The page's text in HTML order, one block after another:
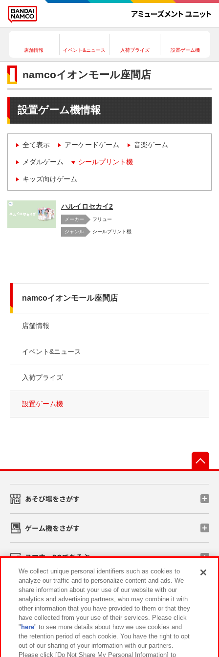
店舗情報 イベント&ニュース 入荷プライズ 設置ゲーム機
namcoイオンモール座間店
設置ゲーム機情報
全て表示 アーケードゲーム 音楽ゲーム
メダルゲーム シールプリント機
キッズ向けゲーム
ハルイロセカイ2
メーカー フリュー
シールプリント機
namcoイオンモール座間店
店舗情報
イベント&ニュース
入荷プライズ
設置ゲーム機
あそび場をさがす
ゲーム機をさがす
スマホ・PCであそぶ
イベント・キャンペーン
関連会社 サステナビリティ サイトポリシー
プライバシーポリシー ウェブアクセシビリティ方針と検証結果
We collect unique personal identifiers such as cookies to
analyze our traffic and to personalize content and ads. We
share information about your use of our website with our
analytics and advertising partners, who may combine it with
other information that you have provided to them or that they
have collected from your use of their services. Please click
" here" to see more details about how we use cookies and
the retention period of each cookie. You have the right to opt
out of our sharing of your information with our partners.
Please click [Do Not Share My Personal Information] to